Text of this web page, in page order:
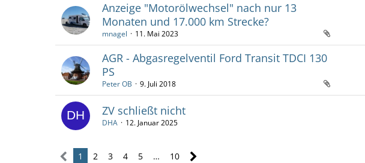
Anzeige "Motorölwechsel" nach nur 13
Monaten und 17.000 km Strecke?
mnagel 11. Mai 2023
AGR - Abgasregelventil Ford Transit TDCI 130
PS
Peter OB 9. Juli 2018
ZV schließt nicht
DHA 12. Januar 2025
1 2 3 4 5 … 10